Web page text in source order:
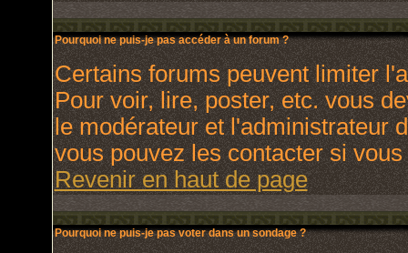
Pourquoi ne puis-je pas accéder à un forum ?
Certains forums peuvent limiter
Pour voir, lire, poster, etc. vous
le modérateur et l'administrateur
vous pouvez les contacter si
Revenir en haut de page
Pourquoi ne puis-je pas voter dans un sondage ?